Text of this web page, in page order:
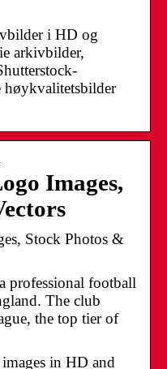
i HD og
arkivbilder,
høykvalitetsbilder
Images,
Stock Photos &
professional football
The club
the top tier of
in HD and